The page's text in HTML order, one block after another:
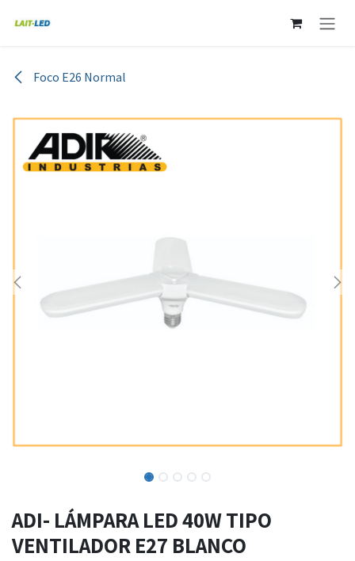
Foco E26 Normal
ADI- LÁMPARA LED 40W TIPO
VENTILADOR E27 BLANCO